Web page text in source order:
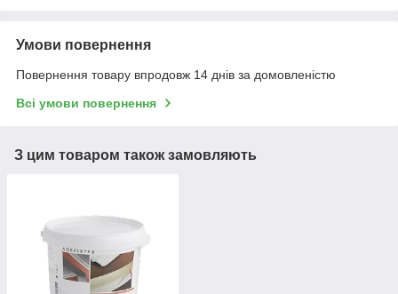
Умови повернення
Повернення товару впродовж 14 днів за домовленістю
Всі умови повернення
З цим товаром також замовляють